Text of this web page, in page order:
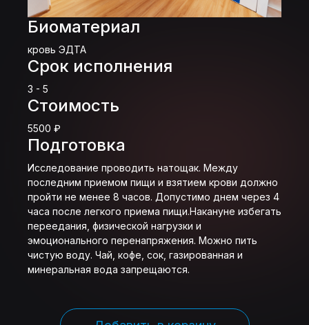
Биоматериал
кровь ЭДТА
Срок исполнения
3 - 5
Стоимость
5500 ₽
Подготовка
Исследование проводить натощак. Между
последним приемом пищи и взятием крови должно
пройти не менее 8 часов. Допустимо днем через 4
часа после легкого приема пищи.Накануне избегать
переедания, физической нагрузки и
эмоционального перенапряжения. Можно пить
чистую воду. Чай, кофе, сок, газированная и
минеральная вода запрещаются.